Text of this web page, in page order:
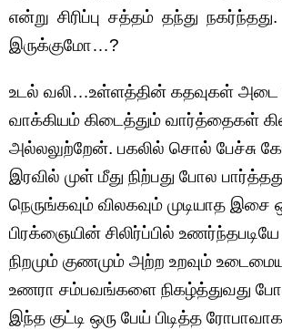
என்று சிரிப்பு சத்தம் தந்து
இருக்குமோ…?
உடல் வலி…உள்ளத்தின் கதவுகள் அடை
வாக்கியம் கிடைத்தும் வார்த்தைகள்
அல்லலுற்றேன். பகலில் சொல் பேச்சு
இரவில் முள் மீது நிற்பது போல
நெருங்கவும் விலகவும் முடியாத
பிரக்ஞையின் சிலிர்ப்பில்
நிறமும் குணமும் அற்ற உறவும்
உணரா சம்பவங்களை நிகழ்த்துவது
இந்த குட்டி ஒரு பேய் பிடித்த